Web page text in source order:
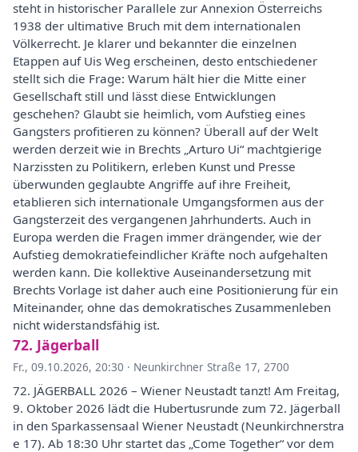
steht in historischer Parallele zur Annexion Österreichs
1938 der ultimative Bruch mit dem internationalen
Völkerrecht. Je klarer und bekannter die einzelnen
Etappen auf Uis Weg erscheinen, desto entschiedener
stellt sich die Frage: Warum hält hier die Mitte einer
Gesellschaft still und lässt diese Entwicklungen
geschehen? Glaubt sie heimlich, vom Aufstieg eines
Gangsters profitieren zu können? Überall auf der Welt
werden derzeit wie in Brechts „Arturo Ui“ machtgierige
Narzissten zu Politikern, erleben Kunst und Presse
überwunden geglaubte Angriffe auf ihre Freiheit,
etablieren sich internationale Umgangsformen aus der
Gangsterzeit des vergangenen Jahrhunderts. Auch in
Europa werden die Fragen immer drängender, wie der
Aufstieg demokratiefeindlicher Kräfte noch aufgehalten
werden kann. Die kollektive Auseinandersetzung mit
Brechts Vorlage ist daher auch eine Positionierung für ein
Miteinander, ohne das demokratisches Zusammenleben
nicht widerstandsfähig ist.
72. Jägerball
Fr., 09.10.2026, 20:30 · Neunkirchner Straße 17, 2700
72. JÄGERBALL 2026 – Wiener Neustadt tanzt! Am Freitag,
9. Oktober 2026 lädt die Hubertusrunde zum 72. Jägerball
in den Sparkassensaal Wiener Neustadt (Neunkirchnerstra
e 17). Ab 18:30 Uhr startet das „Come Together“ vor dem